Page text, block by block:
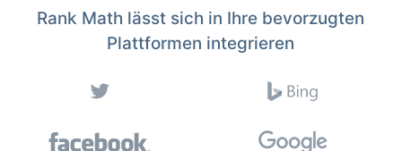
Rank Math lässt sich in Ihre bevorzugten
Plattformen integrieren